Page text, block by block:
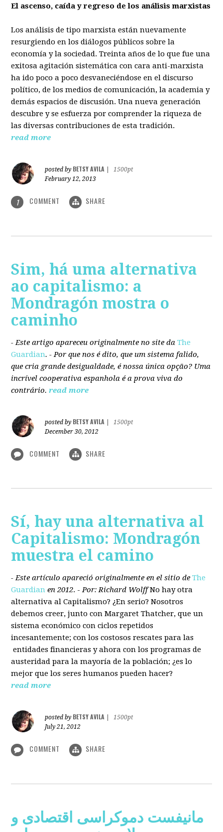
El ascenso, caída y regreso de los análisis marxistas
Los análisis de tipo marxista están nuevamente
resurgiendo en los diálogos públicos sobre la
economía y la sociedad. Treinta años de lo que fue una
exitosa agitación sistemática con cara anti-marxista
ha ido poco a poco desvaneciéndose en el discurso
político, de los medios de comunicación, la academia y
demás espacios de discusión. Una nueva generación
descubre y se esfuerza por comprender la riqueza de
las diversas contribuciones de esta tradición.
read more
posted by BETSY AVILA
1500pt
February 12, 2013
1 COMMENT SHARE
Sim, há uma alternativa
ao capitalismo: a
Mondragón mostra o
caminho
- Este artigo apareceu originalmente no site daThe
Guardian. - Por que nos é dito, que um sistema falido,
que cria grande desigualdade, é nossa única opção? Uma
incrível cooperativa espanhola é a prova viva do
contrário. read more
posted by BETSY AVILA
1500pt
December 30, 2012
COMMENT SHARE
Sí, hay una alternativa al
Capitalismo: Mondragón
muestra el camino
- Este artículo apareció originalmente en el sitio deThe
Guardian en 2012. - Por: Richard Wolff No hay otra
alternativa al Capitalismo? ¿En serio? Nosotros
debemos creer, junto con Margaret Thatcher, que un
sistema económico con ciclos repetidos
incesantemente; con los costosos rescates para las
entidades financieras y ahora con los programas de
austeridad para la mayoría de la población; ¿es lo
mejor que los seres humanos pueden hacer?
read more
posted by BETSY AVILA
1500pt
July 21, 2012
COMMENT SHARE
مانیفست دموکراسی اقتصادی و